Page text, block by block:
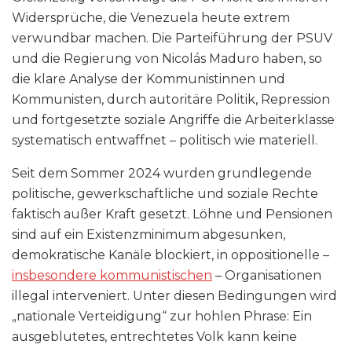
Widersprüche, die Venezuela heute extrem
verwundbar machen. Die Parteiführung der PSUV
und die Regierung von Nicolás Maduro haben, so
die klare Analyse der Kommunistinnen und
Kommunisten, durch autoritäre Politik, Repression
und fortgesetzte soziale Angriffe die Arbeiterklasse
systematisch entwaffnet – politisch wie materiell.
Seit dem Sommer 2024 wurden grundlegende
politische, gewerkschaftliche und soziale Rechte
faktisch außer Kraft gesetzt. Löhne und Pensionen
sind auf ein Existenzminimum abgesunken,
demokratische Kanäle blockiert, in oppositionelle –
insbesondere kommunistischen – Organisationen
illegal interveniert. Unter diesen Bedingungen wird
„nationale Verteidigung“ zur hohlen Phrase: Ein
ausgeblutetes, entrechtetes Volk kann keine